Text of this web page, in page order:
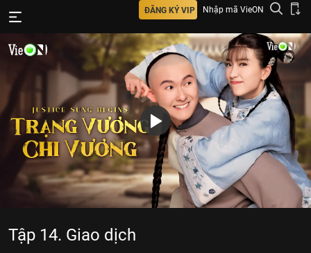
ĐĂNG KÝ VIP Nhập mã VieON
Tập 14. Giao dịch